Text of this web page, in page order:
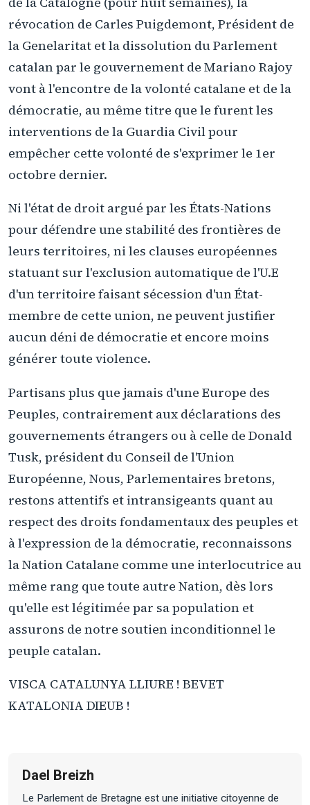
révocation de Carles Puigdemont, Président de
la Genelaritat et la dissolution du Parlement
catalan par le gouvernement de Mariano Rajoy
vont à l'encontre de la volonté catalane et de la
démocratie, au même titre que le furent les
interventions de la Guardia Civil pour
empêcher cette volonté de s'exprimer le 1er
octobre dernier.
Ni l'état de droit argué par les États-Nations
pour défendre une stabilité des frontières de
leurs territoires, ni les clauses européennes
statuant sur l'exclusion automatique de l'U.E
d'un territoire faisant sécession d'un État-
membre de cette union, ne peuvent justifier
aucun déni de démocratie et encore moins
générer toute violence.
Partisans plus que jamais d'une Europe des
Peuples, contrairement aux déclarations des
gouvernements étrangers ou à celle de Donald
Tusk, président du Conseil de l'Union
Européenne, Nous, Parlementaires bretons,
restons attentifs et intransigeants quant au
respect des droits fondamentaux des peuples et
à l'expression de la démocratie, reconnaissons
la Nation Catalane comme une interlocutrice au
même rang que toute autre Nation, dès lors
qu'elle est légitimée par sa population et
assurons de notre soutien inconditionnel le
peuple catalan.
VISCA CATALUNYA LLIURE ! BEVET
KATALONIA DIEUB !
Dael Breizh
Le Parlement de Bretagne est une initiative citoyenne de